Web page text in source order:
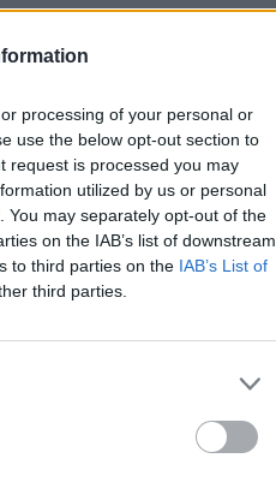
processing of your personal or
use the below opt-out section to
request is processed you may
utilized by us or personal
may separately opt-out of the
on the IAB’s list of downstream
to third parties on the IAB’s List of
third parties.
bonus compresi,
qualche riga
presenza contro il
come lui.
grazie alle sue ottime
o punta.
ancora bisogno